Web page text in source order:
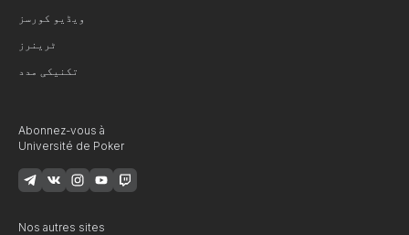
ویڈیو کورسز
ٹرینرز
تکنیکی مدد
Abonnez-vous à
Université de Poker
Nos autres sites